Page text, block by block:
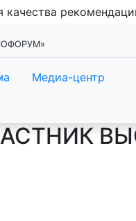
Медиа-центр